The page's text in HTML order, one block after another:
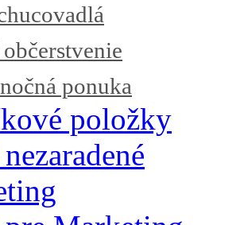
ponuka
položky